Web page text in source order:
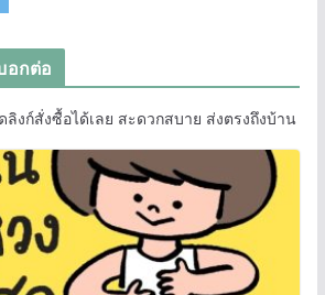
อกต่อ
งก์สั่งซื้อได้เลย สะดวกสบาย ส่งตรงถึงบ้าน